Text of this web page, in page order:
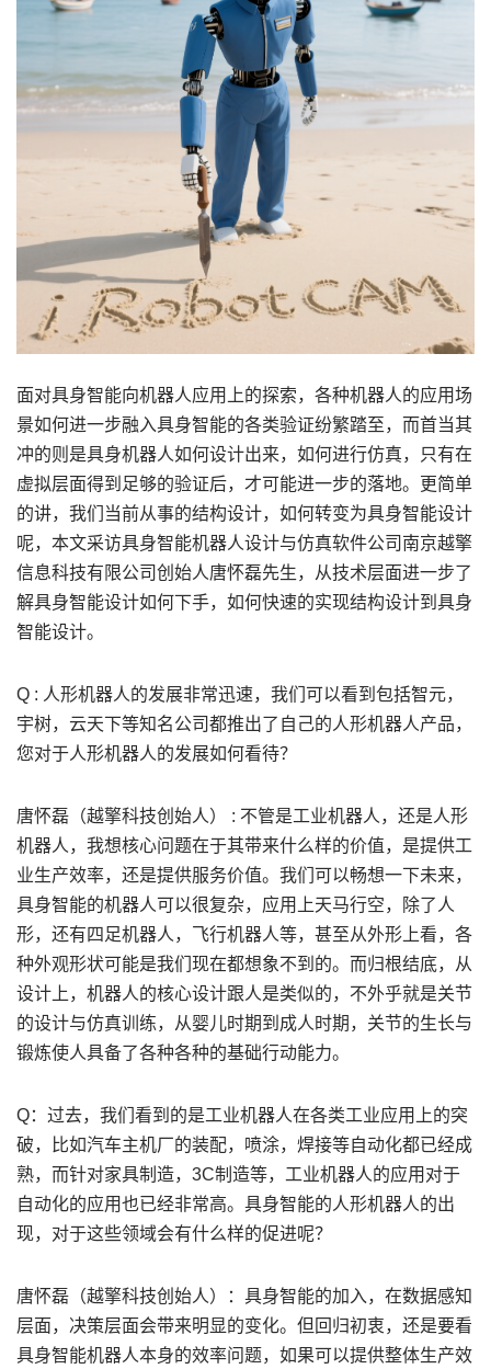
面对具身智能向机器人应用上的探索，各种机器人的应用场
景如何进一步融入具身智能的各类验证纷繁踏至，而首当其
冲的则是具身机器人如何设计出来，如何进行仿真，只有在
虚拟层面得到足够的验证后，才可能进一步的落地。更简单
的讲，我们当前从事的结构设计，如何转变为具身智能设计
呢，本文采访具身智能机器人设计与仿真软件公司南京越擎
信息科技有限公司创始人唐怀磊先生，从技术层面进一步了
解具身智能设计如何下手，如何快速的实现结构设计到具身
智能设计。
Q : 人形机器人的发展非常迅速，我们可以看到包括智元，
宇树，云天下等知名公司都推出了自己的人形机器人产品，
您对于人形机器人的发展如何看待？
唐怀磊（越擎科技创始人） : 不管是工业机器人，还是人形
机器人，我想核心问题在于其带来什么样的价值，是提供工
业生产效率，还是提供服务价值。我们可以畅想一下未来，
具身智能的机器人可以很复杂，应用上天马行空，除了人
形，还有四足机器人，飞行机器人等，甚至从外形上看，各
种外观形状可能是我们现在都想象不到的。而归根结底，从
设计上，机器人的核心设计跟人是类似的，不外乎就是关节
的设计与仿真训练，从婴儿时期到成人时期，关节的生长与
锻炼使人具备了各种各种的基础行动能力。
Q：过去，我们看到的是工业机器人在各类工业应用上的突
破，比如汽车主机厂的装配，喷涂，焊接等自动化都已经成
熟，而针对家具制造，3C制造等，工业机器人的应用对于
自动化的应用也已经非常高。具身智能的人形机器人的出
现，对于这些领域会有什么样的促进呢？
唐怀磊（越擎科技创始人）：具身智能的加入，在数据感知
层面，决策层面会带来明显的变化。但回归初衷，还是要看
具身智能机器人本身的效率问题，如果可以提供整体生产效